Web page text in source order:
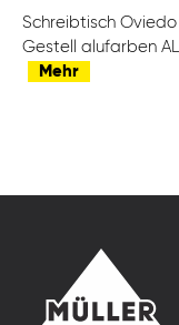
Schreibtisch
Gestell alufarben
Mehr